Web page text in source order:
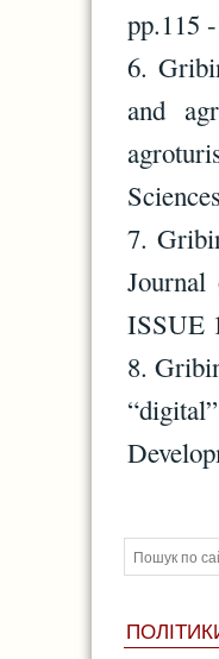
pp.115
6.
and
7.
ISSUE
8.